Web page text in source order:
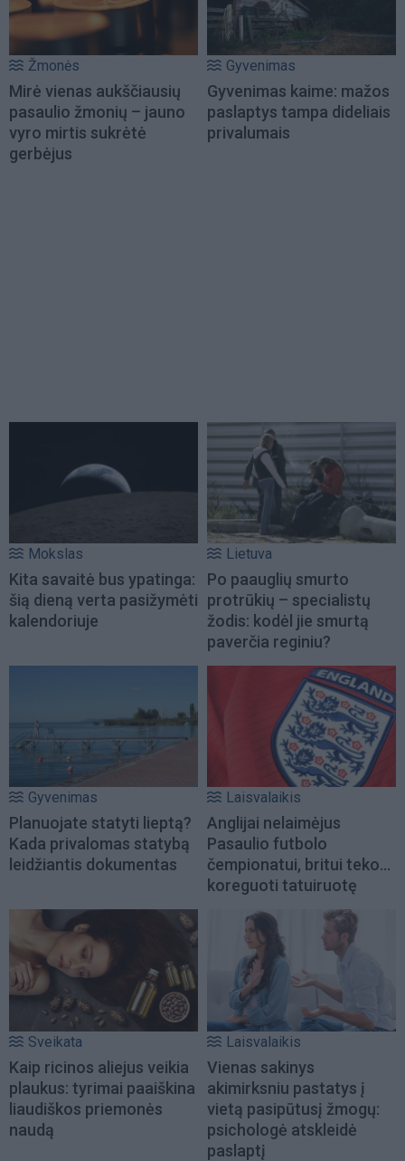
Žmonės
Mirė vienas aukščiausių
pasaulio žmonių – jauno
vyro mirtis sukrėtė
gerbėjus
Gyvenimas
Gyvenimas kaime: mažos
paslaptys tampa dideliais
privalumais
Mokslas
Kita savaitė bus ypatinga:
šią dieną verta pasižymėti
kalendoriuje
Lietuva
Po paauglių smurto
protrūkių – specialistų
žodis: kodėl jie smurtą
paverčia reginiu?
Gyvenimas
Planuojate statyti lieptą?
Kada privalomas statybą
leidžiantis dokumentas
Laisvalaikis
Anglijai nelaimėjus
Pasaulio futbolo
čempionatui, britui teko...
koreguoti tatuiruotę
Sveikata
Kaip ricinos aliejus veikia
plaukus: tyrimai paaiškina
liaudiškos priemonės
naudą
Laisvalaikis
Vienas sakinys
akimirksniu pastatys į
vietą pasipūtusį žmogų:
psichologė atskleidė
paslaptį